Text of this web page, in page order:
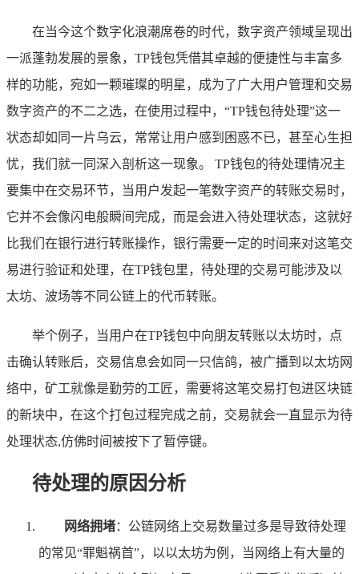
在当今这个数字化浪潮席卷的时代，数字资产领域呈现出
一派蓬勃发展的景象，TP钱包凭借其卓越的便捷性与丰富多
样的功能，宛如一颗璀璨的明星，成为了广大用户管理和交易
数字资产的不二之选，在使用过程中，“TP钱包待处理”这一
状态却如同一片乌云，常常让用户感到困惑不已，甚至心生担
忧，我们就一同深入剖析这一现象。 TP钱包的待处理情况主
要集中在交易环节，当用户发起一笔数字资产的转账交易时，
它并不会像闪电般瞬间完成，而是会进入待处理状态，这就好
比我们在银行进行转账操作，银行需要一定的时间来对这笔交
易进行验证和处理，在TP钱包里，待处理的交易可能涉及以
太坊、波场等不同公链上的代币转账。
举个例子，当用户在TP钱包中向朋友转账以太坊时，点
击确认转账后，交易信息会如同一只信鸽，被广播到以太坊网
络中，矿工就像是勤劳的工匠，需要将这笔交易打包进区块链
的新块中，在这个打包过程完成之前，交易就会一直显示为待
处理状态,仿佛时间被按下了暂停键。
待处理的原因分析
网络拥堵：公链网络上交易数量过多是导致待处理
的常见“罪魁祸首”，以以太坊为例，当网络上有大量的